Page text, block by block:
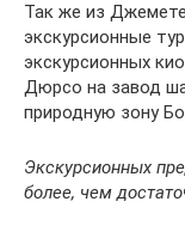
Так же из
экскурсионные
экскурсионных
Дюрсо на завод
природную зону
Экскурсионных
более, чем